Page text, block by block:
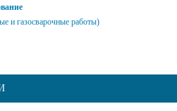
и газосварочные работы)